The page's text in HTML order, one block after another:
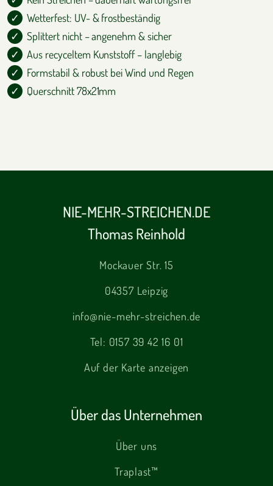
Wetterfest: UV- & frostbeständig
Splittert nicht – angenehm & sicher
Aus recyceltem Kunststoff – langlebig
Formstabil & robust bei Wind und Regen
Querschnitt 78x21mm
NIE-MEHR-STREICHEN.DE
Thomas Reinhold
Mockauer Str. 15
04357 Leipzig
info@nie-mehr-streichen.de
Tel: 0157 39 42 16 01
Auf der Karte anzeigen
Über das Unternehmen
Über uns
Traplast™